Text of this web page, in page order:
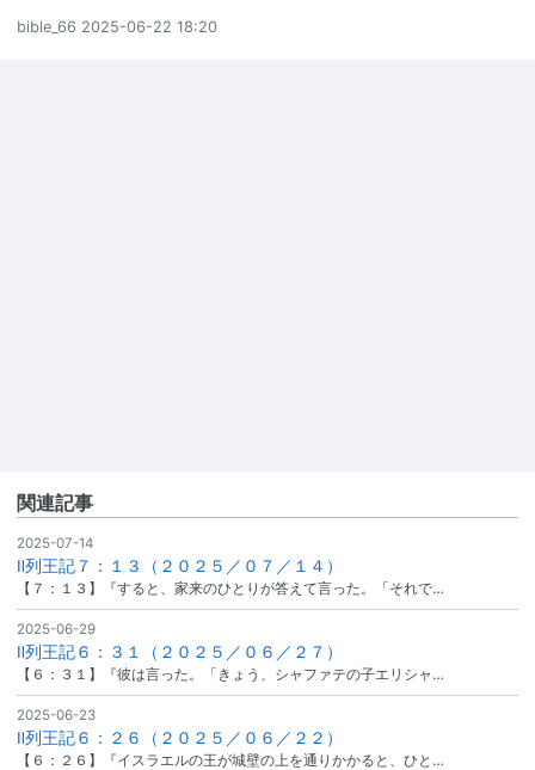
bible_66 2025-06-22 18:20
関連記事
2025-07-14
Ⅱ列王記７：１３（２０２５／０７／１４）
【７：１３】『すると、家来のひとりが答えて言った。「それで…
2025-06-29
Ⅱ列王記６：３１（２０２５／０６／２７）
【６：３１】『彼は言った。「きょう、シャファテの子エリシャ…
2025-06-23
Ⅱ列王記６：２６（２０２５／０６／２２）
【６：２６】『イスラエルの王が城壁の上を通りかかると、ひと…